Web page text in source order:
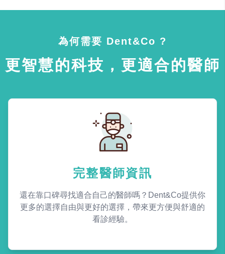
為何需要 Dent&Co ?
更智慧的科技，更適合的醫師
完整醫師資訊
還在靠口碑尋找適合自己的醫師嗎？Dent&Co提供你
更多的選擇自由與更好的選擇，帶來更方便與舒適的
看診經驗。